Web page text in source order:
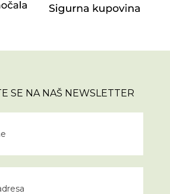
SE NA NAŠ NEWSLETTER